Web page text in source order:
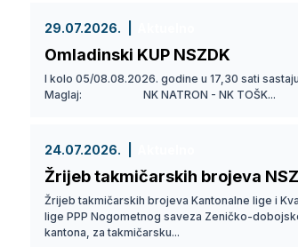
29.07.2026.
Omladinski KUP NSZDK
I kolo 05/08.08.2026. godine u 17,30 sati
Maglaj: NK NATRON - NK TOŠK...
24.07.2026.
Žrijeb takmičarskih brojeva
Žrijeb takmičarskih brojeva Kantonalne lige i
lige PPP Nogometnog saveza Zeničko-
kantona, za takmičarsku...